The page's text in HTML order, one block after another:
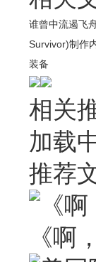
谁曾中流遏飞
Survivor)制作
装备
相关
加载
推荐
《啊